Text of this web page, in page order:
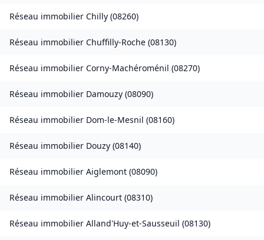
Réseau immobilier Chilly (08260)
Réseau immobilier Chuffilly-Roche (08130)
Réseau immobilier Corny-Machéroménil (08270)
Réseau immobilier Damouzy (08090)
Réseau immobilier Dom-le-Mesnil (08160)
Réseau immobilier Douzy (08140)
Réseau immobilier Aiglemont (08090)
Réseau immobilier Alincourt (08310)
Réseau immobilier Alland'Huy-et-Sausseuil (08130)